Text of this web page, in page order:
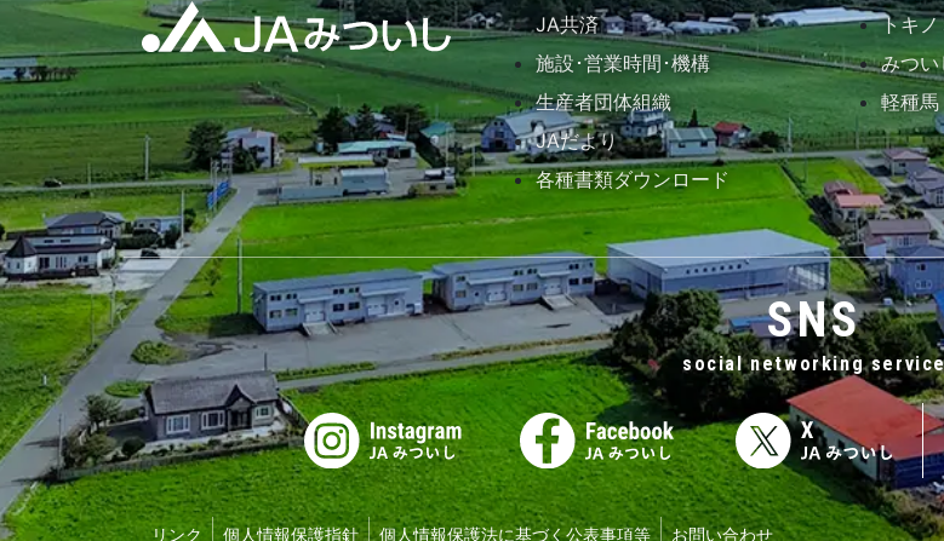
JA共済
施設･営業時間･機構
生産者団体組織
JAだより
各種書類ダウンロード
トキ
みつ
軽種馬
SNS
social networking
リンク 個人情報保護指針 個人情報保護法に基づく公表事項等 お問い合わせ